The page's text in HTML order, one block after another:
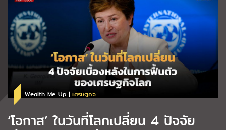
Wealth Me Up | เศรษฐกิจ
‘โอกาส’ ในวันที่โลกเปลี่ยน 4 ปัจจัย